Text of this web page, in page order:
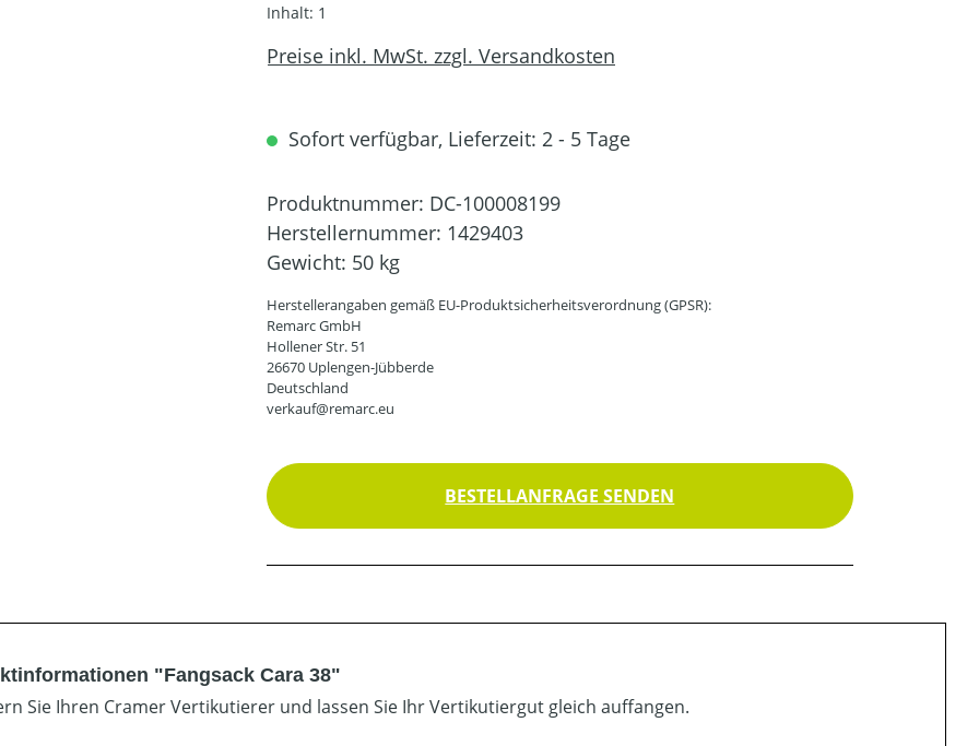
Inhalt: 1
Preise inkl. MwSt. zzgl. Versandkosten
Sofort verfügbar, Lieferzeit: 2 - 5 Tage
Produktnummer: DC-100008199
Herstellernummer: 1429403
Gewicht: 50 kg
Herstellerangaben gemäß EU-Produktsicherheitsverordnung (GPSR):
Remarc GmbH
Hollener Str. 51
26670 Uplengen-Jübberde
Deutschland
verkauf@remarc.eu
BESTELLANFRAGE SENDEN
"Fangsack Cara 38"
Sie Ihren Cramer Vertikutierer und lassen Sie Ihr Vertikutiergut gleich auffangen.